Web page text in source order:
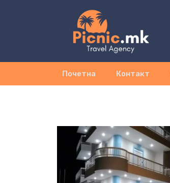
Почетна Контакт